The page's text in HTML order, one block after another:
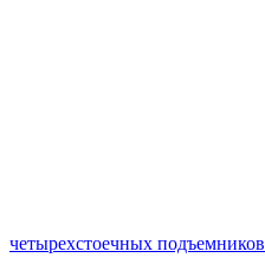
четырехстоечных подъемников